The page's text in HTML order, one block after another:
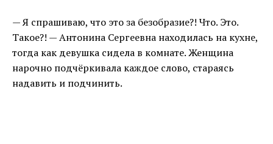
— Я спрашиваю, что это за безобразие?! Что. Это.
Такое?! — Антонина Сергеевна находилась на кухне,
тогда как девушка сидела в комнате. Женщина
нарочно подчёркивала каждое слово, стараясь
надавить и подчинить.